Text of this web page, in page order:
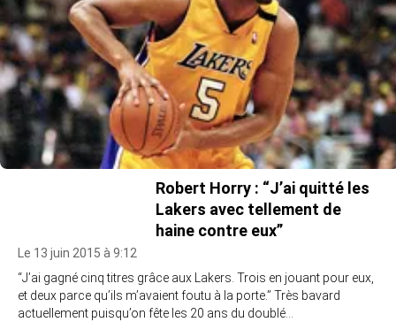
Robert Horry : “J’ai quitté les
Lakers avec tellement de
haine contre eux”
Le 13 juin 2015 à 9:12
“J’ai gagné cinq titres grâce aux Lakers. Trois en jouant pour eux,
et deux parce qu’ils m’avaient foutu à la porte.” Très bavard
actuellement puisqu’on fête les 20 ans du doublé…